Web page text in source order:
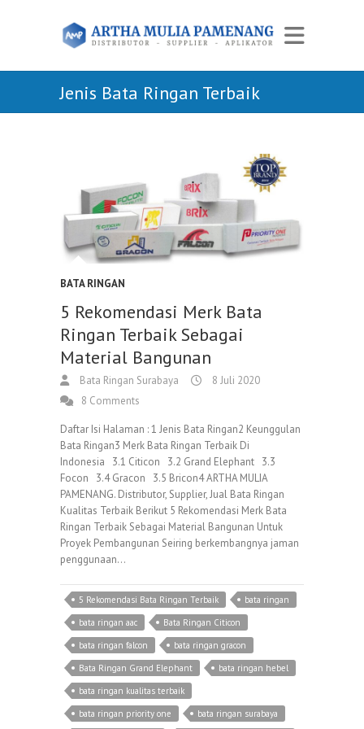
Jenis Bata Ringan Terbaik
BATA RINGAN
5 Rekomendasi Merk Bata
Ringan Terbaik Sebagai
Material Bangunan
Bata Ringan Surabaya
8 Juli 2020
8 Comments
Daftar Isi Halaman : 1 Jenis Bata Ringan2 Keunggulan
Bata Ringan3 Merk Bata Ringan Terbaik Di
Indonesia 3.1 Citicon 3.2 Grand Elephant 3.3
Focon 3.4 Gracon 3.5 Bricon4 ARTHA MULIA
PAMENANG. Distributor, Supplier, Jual Bata Ringan
Kualitas Terbaik Berikut 5 Rekomendasi Merk Bata
Ringan Terbaik Sebagai Material Bangunan Untuk
Proyek Pembangunan Seiring berkembangnya jaman
penggunaan…
5 Rekomendasi Bata Ringan Terbaik
bata ringan
bata ringan aac
Bata Ringan Citicon
bata ringan falcon
bata ringan gracon
Bata Ringan Grand Elephant
bata ringan hebel
bata ringan kualitas terbaik
bata ringan priority one
bata ringan surabaya